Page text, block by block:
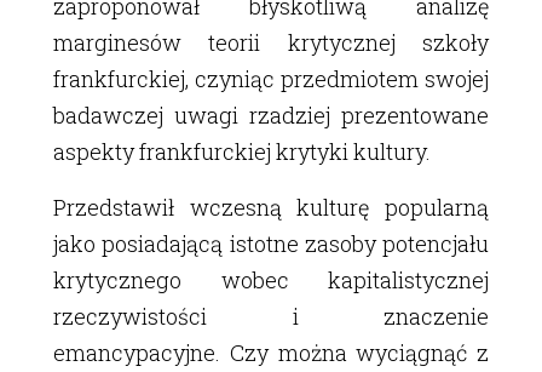
zaproponował błyskotliwą analizę
marginesów teorii krytycznej szkoły
frankfurckiej, czyniąc przedmiotem swojej
badawczej uwagi rzadziej prezentowane
aspekty frankfurckiej krytyki kultury.
Przedstawił wczesną kulturę popularną
jako posiadającą istotne zasoby potencjału
krytycznego wobec kapitalistycznej
rzeczywistości i znaczenie
emancypacyjne. Czy można wyciągnąć z